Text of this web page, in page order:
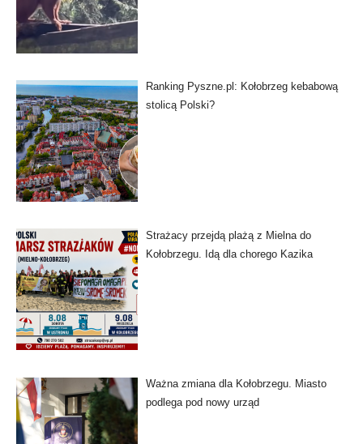
Ranking Pyszne.pl: Kołobrzeg kebabową
stolicą Polski?
Strażacy przejdą plażą z Mielna do
Kołobrzegu. Idą dla chorego Kazika
Ważna zmiana dla Kołobrzegu. Miasto
podlega pod nowy urząd